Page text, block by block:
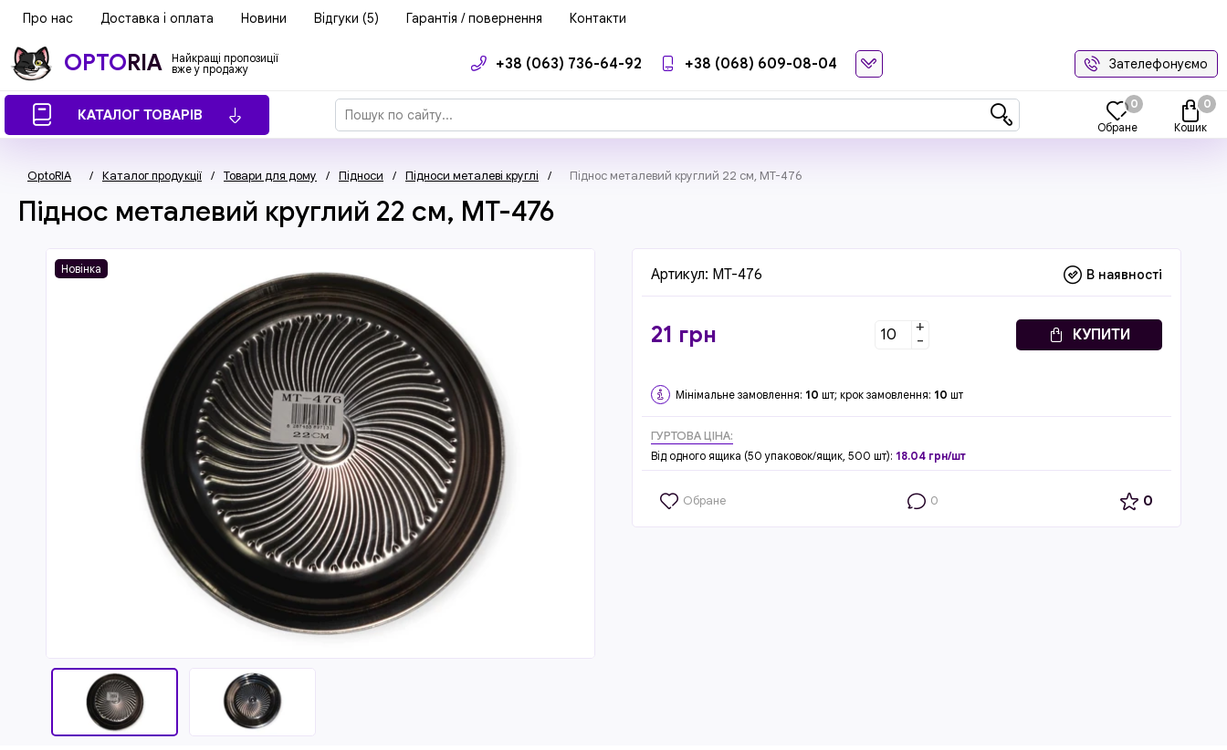
Про нас Доставка і оплата Новини Відгуки (5) Гарантія / повернення Контакти
OPTORIA
Найкращі пропозиції
вже у продажу
+38 (063) 736-64-92 +38 (068) 609-08-04 Зателефонуємо
КАТАЛОГ ТОВАРІВ
Обране
0
Кошик
0
OptoRIA / Каталог продукції / Товари для дому / Підноси / Підноси металеві круглі / Піднос металевий круглий 22 см, MT-476
Піднос металевий круглий 22 см, MT-476
Новінка Артикул: MT-476 В наявності
21 грн +
- КУПИТИ
Мінімальне замовлення: 10 шт; крок замовлення: 10 шт
ГУРТОВА ЦІНА:
Від одного ящика (50 упаковок/ящик, 500 шт): 18.04 грн/шт
Обране 0 0